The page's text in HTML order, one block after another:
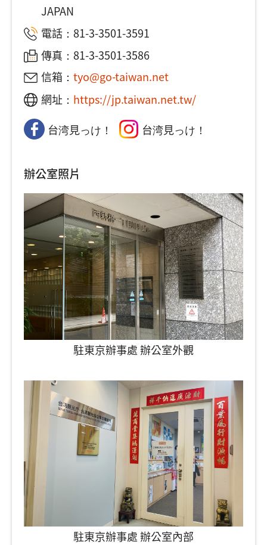
JAPAN
電話： 81-3-3501-3591
傳真：81-3-3501-3586
信箱： tyo@go-taiwan.net
網址： https://jp.taiwan.net.tw/
台湾見っけ！
台湾見っけ！
辦公室照片
駐東京辦事處 辦公室外觀
駐東京辦事處 辦公室內部